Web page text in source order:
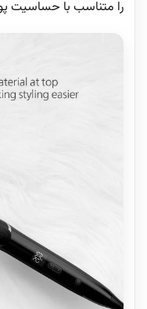
را متناسب با حساسیت